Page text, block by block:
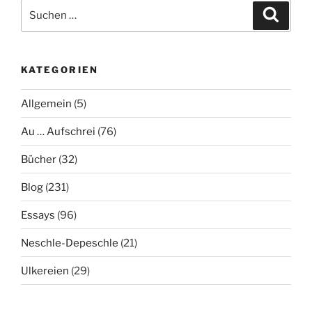
nach:
KATEGORIEN
Allgemein (5)
Au … Aufschrei (76)
Bücher (32)
Blog (231)
Essays (96)
Neschle-Depeschle (21)
Ulkereien (29)